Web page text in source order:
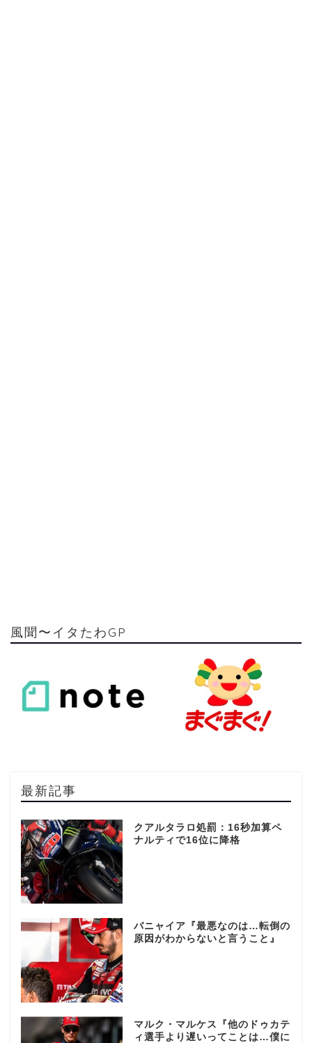
風聞〜イタたわGP
最新記事
クアルタラロ処罰：16秒加算ペ
ナルティで16位に降格
バニャイア『最悪なのは…転倒の
原因がわからないと言うこと』
マルク・マルケス『他のドゥカテ
ィ選手より遅いってことは…僕に